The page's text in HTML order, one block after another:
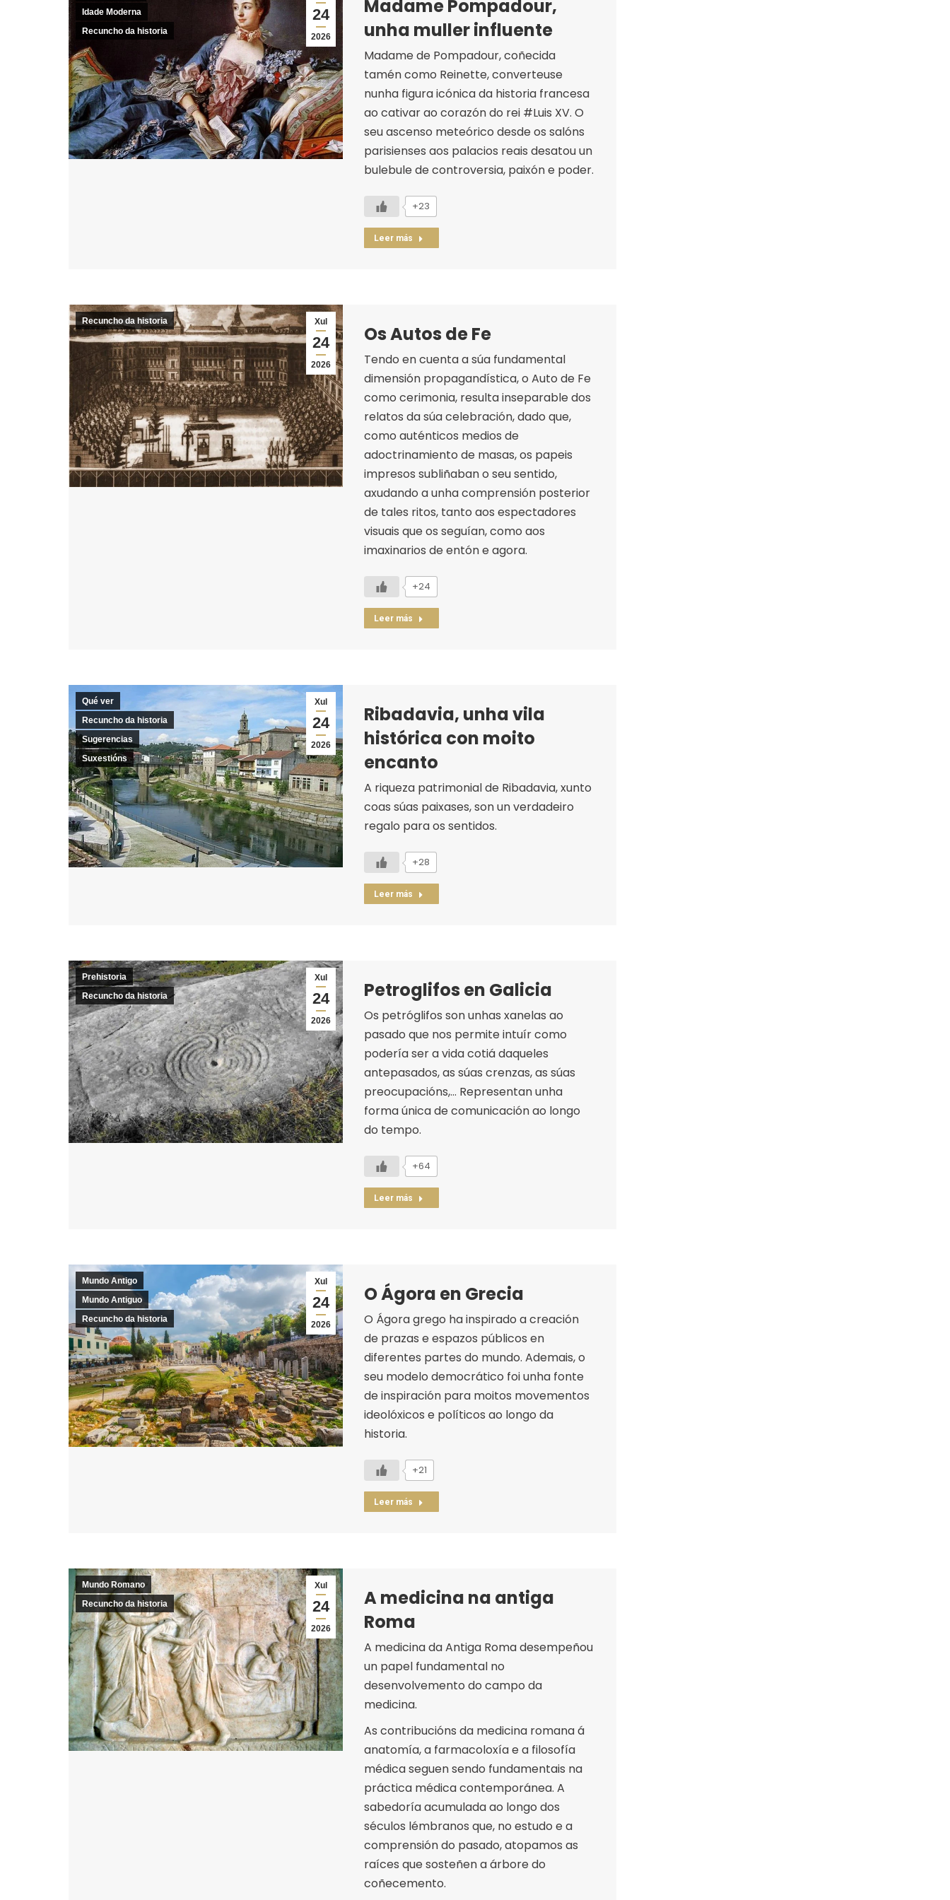
24
2026
Idade Moderna
Recuncho da historia
Madame Pompadour,
unha muller influente
Madame de Pompadour, coñecida
tamén como Reinette, converteuse
nunha figura icónica da historia francesa
ao cativar ao corazón do rei #Luis XV. O
seu ascenso meteórico desde os salóns
parisienses aos palacios reais desatou un
bulebule de controversia, paixón e poder.
+23
Leer más
Xul
24
2026
Recuncho da historia
Os Autos de Fe
Tendo en cuenta a súa fundamental
dimensión propagandística, o Auto de Fe
como cerimonia, resulta inseparable dos
relatos da súa celebración, dado que,
como auténticos medios de
adoctrinamiento de masas, os papeis
impresos subliñaban o seu sentido,
axudando a unha comprensión posterior
de tales ritos, tanto aos espectadores
visuais que os seguían, como aos
imaxinarios de entón e agora.
+24
Leer más
Xul
24
2026
Qué ver
Recuncho da historia
Sugerencias
Suxestións
Ribadavia, unha vila
histórica con moito
encanto
A riqueza patrimonial de Ribadavia, xunto
coas súas paixases, son un verdadeiro
regalo para os sentidos.
+28
Leer más
Xul
24
2026
Prehistoria
Recuncho da historia
Petroglifos en Galicia
Os petróglifos son unhas xanelas ao
pasado que nos permite intuír como
podería ser a vida cotiá daqueles
antepasados, as súas crenzas, as súas
preocupacións,… Representan unha
forma única de comunicación ao longo
do tempo.
+64
Leer más
Xul
24
2026
Mundo Antigo
Mundo Antiguo
Recuncho da historia
O Ágora en Grecia
O Ágora grego ha inspirado a creación
de prazas e espazos públicos en
diferentes partes do mundo. Ademais, o
seu modelo democrático foi unha fonte
de inspiración para moitos movementos
ideolóxicos e políticos ao longo da
historia.
+21
Leer más
Xul
24
2026
Mundo Romano
Recuncho da historia
A medicina na antiga
Roma
A medicina da Antiga Roma desempeñou
un papel fundamental no
desenvolvemento do campo da
medicina.
As contribucións da medicina romana á
anatomía, a farmacoloxía e a filosofía
médica seguen sendo fundamentais na
práctica médica contemporánea. A
sabedoría acumulada ao longo dos
séculos lémbranos que, no estudo e a
comprensión do pasado, atopamos as
raíces que sosteñen a árbore do
coñecemento.